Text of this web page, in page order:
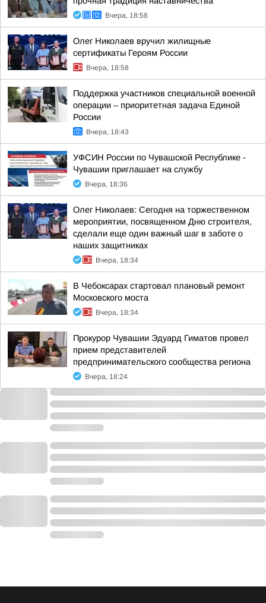
Вчера, 18:58
Олег Николаев вручил жилищные
сертификаты Героям России
Вчера, 18:58
Поддержка участников специальной военной
операции – приоритетная задача Единой
России
Вчера, 18:43
УФСИН России по Чувашской Республике -
Чувашии приглашает на службу
Вчера, 18:36
Олег Николаев: Сегодня на торжественном
мероприятии, посвященном Дню строителя,
сделали еще один важный шаг в заботе о
наших защитниках
Вчера, 18:34
В Чебоксарах стартовал плановый ремонт
Московского моста
Вчера, 18:34
Прокурор Чувашии Эдуард Гиматов провел
прием представителей
предпринимательского сообщества региона
Вчера, 18:24